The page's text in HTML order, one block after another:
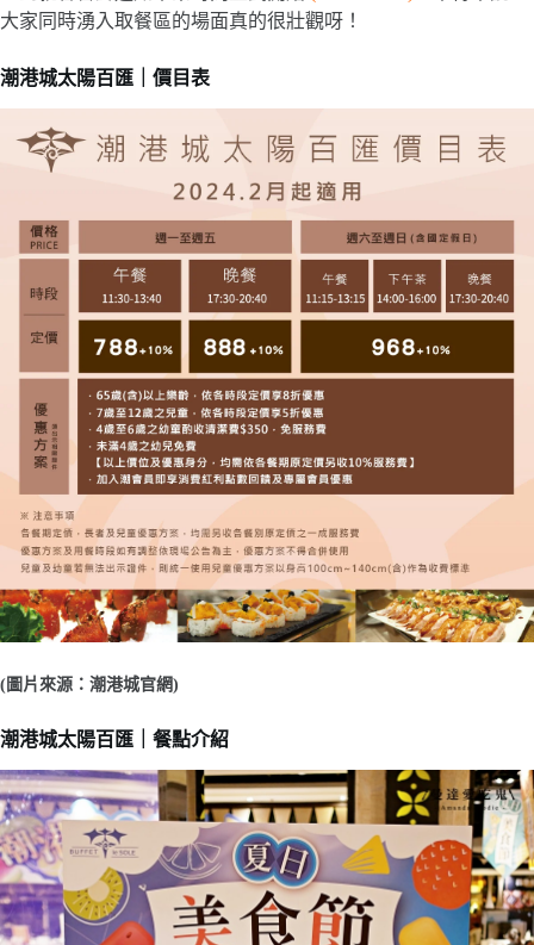
大家同時湧入取餐區的場面真的很壯觀呀！
潮港城太陽百匯｜價目表
(圖片來源：潮港城官網)
潮港城太陽百匯｜餐點介紹